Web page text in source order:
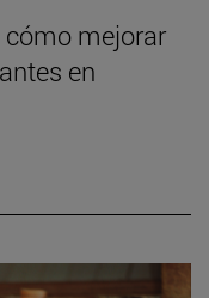
cómo mejorar
en